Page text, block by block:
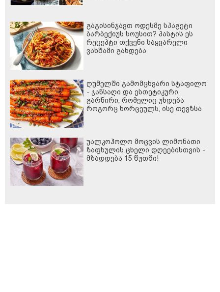
გაგისინჯავთ ოდესმე სპაგეტი
ბარბექიუს სოუსით? პასტის ეს
რეცეპტი თქვენი საყვარელი
ვახშამი გახდება
ღუმელში გამომცხვარი სტაფილო
- ჯანსაღი და ესთეტიკური
გარნირი, რომელიც უხდება
როგორც ხორცეულს, ისე თევზსა
უალკოჰოლო მოცვის ლიმონათი
ზაფხულის ცხელი დღეებისთვის -
მზადდება 15 წუთში!